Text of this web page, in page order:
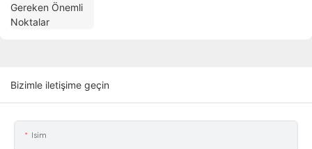
Bizimle iletişime geçin
Isim